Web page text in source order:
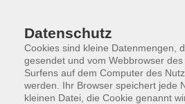
Skip to main content
Datenschutz
Cookies sind kleine Datenmengen,
gesendet und vom Webbrowser
Surfens auf dem Computer des
werden. Ihr Browser speichert jede
kleinen Datei, die Cookie genannt